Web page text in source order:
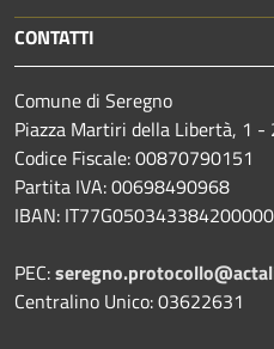
CONTATTI
Comune di Seregno
Piazza Martiri della Libertà, 1
Codice Fiscale: 00870790151
Partita IVA: 00698490968
IBAN:
PEC:
Centralino Unico: 03622631